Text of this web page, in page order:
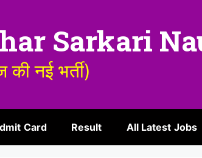
Sarkari
नई भर्ती)
Card Result All Latest Jobs